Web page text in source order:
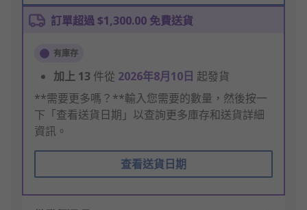
訂單超過 $1,300.00 免費送貨
有庫存
加上 13 件從 2026年8月10日 起發貨
**需要更多嗎？**輸入您需要的數量，然後按一
下「查看送貨日期」以查詢更多庫存和送貨詳細
資訊。
查看送貨日期